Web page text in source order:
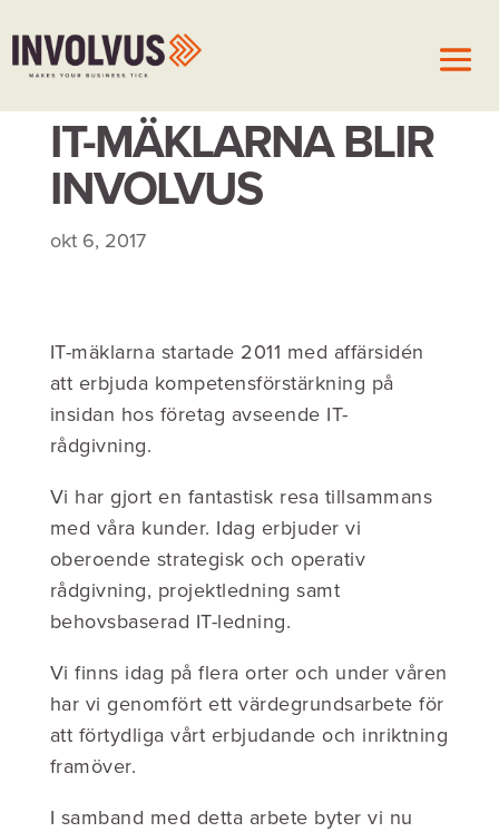
IT-MÄKLARNA BLIR
INVOLVUS
okt 6, 2017
IT-mäklarna startade 2011 med affärsidén
att erbjuda kompetensförstärkning på
insidan hos företag avseende IT-
rådgivning.
Vi har gjort en fantastisk resa tillsammans
med våra kunder. Idag erbjuder vi
oberoende strategisk och operativ
rådgivning, projektledning samt
behovsbaserad IT-ledning.
Vi finns idag på flera orter och under våren
har vi genomfört ett värdegrundsarbete för
att förtydliga vårt erbjudande och inriktning
framöver.
I samband med detta arbete byter vi nu